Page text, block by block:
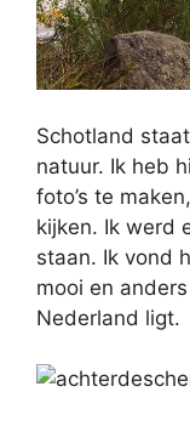
Schotland
natuur. Ik heb
foto’s te
kijken. Ik werd
staan. Ik vond
mooi en
Nederland ligt.